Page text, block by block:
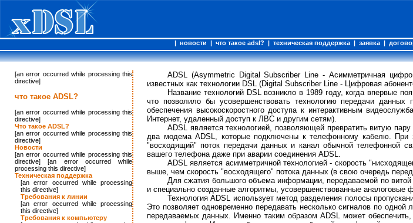
| новости | что такое adsl? | техническая поддержка | заявка |
[an error occurred while processing this
directive]
что такое ADSL?
[an error occurred while processing this
directive]
Что такое ADSL?
[an error occurred while processing this
directive]
Новости
[an error occurred while processing this
directive] [an error occurred while
processing this directive]
Техническая поддержка
[an error occurred while processing
this directive]
Требования к линии
[an error occurred while processing
this directive]
Требования к компьютеру
ADSL (Asymmetric Digital Subscriber Line - Асимметричная
известных как технологии DSL (Digital Subscriber Line - Цифровая
Название технологий DSL возникло в 1989 году, когда впервые
что позволило бы усовершенствовать технологию передачи
обеспечения высокоскоростного доступа к интерактивным
Интернет, удаленный доступ к ЛВС и другим сетям).
ADSL является технологией, позволяющей превратить витую
два модема ADSL, которые подключены к телефонному кабелю. При
"восходящий" поток передачи данных и канал обычной телефонной
вашего телефона даже при аварии соединения ADSL.
ADSL является асимметричной технологией - скорость
выше, чем скорость "восходящего" потока данных (в свою очередь
Для сжатия большого объема информации, передаваемой по
и специально созданные алгоритмы, усовершенствованные аналоговые
Технология ADSL использует метод разделения полосы
Это позволяет одновременно передавать несколько сигналов по
передаваемых данных. Именно таким образом ADSL может